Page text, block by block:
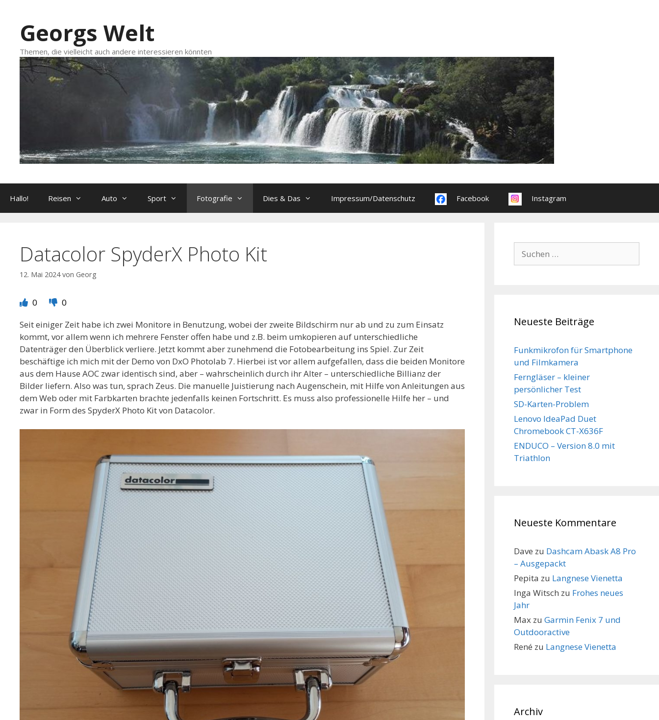
springenGeorgs Welt
Themen, die vielleicht auch andere interessieren könnten
Hallo! Reisen Auto Sport Fotografie Dies & Das Impressum/Datenschutz Facebook Instagram
Datacolor SpyderX Photo Kit
12. Mai 2024 von Georg
0
0
Seit einiger Zeit habe ich zwei Monitore in Benutzung, wobei der zweite Bildschirm nur ab und zu zum Einsatz
kommt, vor allem wenn ich mehrere Fenster offen habe und z.B. beim umkopieren auf unterschiedliche
Datenträger den Überblick verliere. Jetzt kommt aber zunehmend die Fotobearbeitung ins Spiel. Zur Zeit
beschäftige ich mich mit der Demo von DxO Photolab 7. Hierbei ist vor allem aufgefallen, dass die beiden Monitore
aus dem Hause AOC zwar identisch sind, aber – wahrscheinlich durch ihr Alter – unterschiedliche Billianz der
Bilder liefern. Also was tun, sprach Zeus. Die manuelle Juistierung nach Augenschein, mit Hilfe von Anleitungen aus
dem Web oder mit Farbkarten brachte jedenfalls keinen Fortschritt. Es muss also professionelle Hilfe her – und
zwar in Form des SpyderX Photo Kit von Datacolor.
nach:
Neueste Beiträge
Funkmikrofon für Smartphone
und Filmkamera
Ferngläser – kleiner
persönlicher Test
SD-Karten-Problem
Lenovo IdeaPad Duet
Chromebook CT-X636F
ENDUCO – Version 8.0 mit
Triathlon
Neueste Kommentare
Dave zu Dashcam Abask A8 Pro
– Ausgepackt
Pepita zu Langnese Vienetta
Inga Witsch zu Frohes neues
Jahr
Max zu Garmin Fenix 7 und
Outdooractive
René zu Langnese Vienetta
Archiv